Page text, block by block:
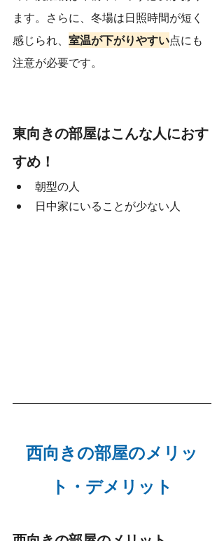
ます。さらに、冬場は日照時間が短く
感じられ、 室温が下がりやすい点にも
注意が必要です。
東向きの部屋はこんな人におす
すめ！
朝型の人
日中家にいることが少ない人
西向きの部屋のメリッ
ト・デメリット